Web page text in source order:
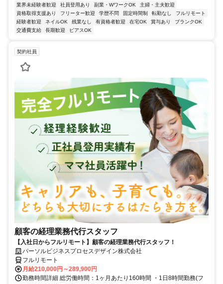
業界未経験者歓迎 社員登用あり 副業・WワークOK
主婦・主夫歓迎
資格取得支援あり
フリーター歓迎 学歴不問 固定時間制 転勤なし
フルリモート
経験者歓迎
ネイルOK 残業なし 有資格者歓迎 在宅OK 賞与あり
ブランクOK
交通費支給
長期歓迎 ピアスOK
契約社員
顧客の経理業務代行スタッフ
【入社日からフルリモート】顧客の経理業務代行スタッフ！
パーソルビジネスプロセスデザイン株式会社
フルリモート
月給210,000円～289,900円
勤務時間詳細 総労働時間：1ヶ月あたり160時間 ・1日8時間勤務(フ